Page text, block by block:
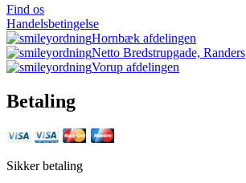
Find os
Handelsbetingelse
Hornbæk afdelingen
Netto Bredstrupgade, Randers
Vorup afdelingen
Betaling
Sikker betaling